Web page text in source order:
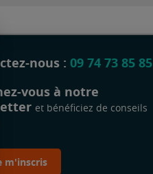
nous : 09 74 73 85 85
vous à notre
et bénéficiez de conseils
m'inscris